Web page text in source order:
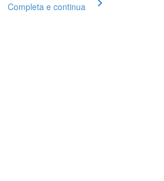
Completa e continua